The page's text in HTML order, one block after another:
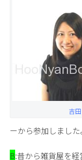
吉
ーから参加しました
B:昔から雑貨屋を